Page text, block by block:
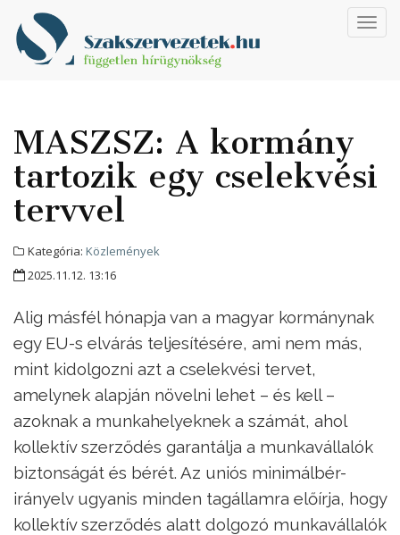
MASZSZ: A kormány
tartozik egy cselekvési
tervvel
Kategória: Közlemények
2025.11.12. 13:16
Alig másfél hónapja van a magyar kormánynak
egy EU-s elvárás teljesítésére, ami nem más,
mint kidolgozni azt a cselekvési tervet,
amelynek alapján növelni lehet – és kell –
azoknak a munkahelyeknek a számát, ahol
kollektív szerződés garantálja a munkavállalók
biztonságát és bérét. Az uniós minimálbér-
irányelv ugyanis minden tagállamra előírja, hogy
kollektív szerződés alatt dolgozó munkavállalók